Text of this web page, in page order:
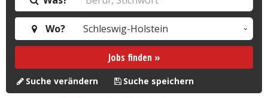
Wo?
Jobs finden »
Suche verändern Suche speichern